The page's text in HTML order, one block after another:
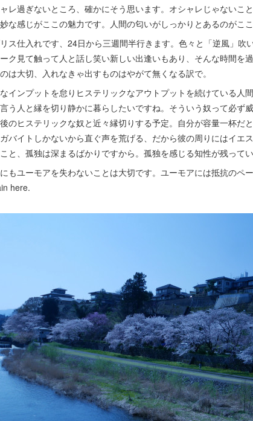
レ過ぎないところ、確かにそう思います。オシャレじゃないこ
な感じがここの魅力です。人間の匂いがしっかりとあるのがここ
ス仕入れです、24日から三週間半行きます。色々と「逆風」吹
ク見て触って人と話し笑い新しい出逢いもあり、そんな時間を
は大切、入れなきゃ出すものはやがて無くなる訳で。
インプットを怠りヒステリックなアウトプットを続けている人
う人と縁を切り静かに暮らしたいですね。そういう奴って必ず
のヒステリックな奴と近々縁切りする予定。自分が容量一杯だ
バイトしかないから直ぐ声を荒げる、だから彼の周りにはイエ
と、孤独は深まるばかりですから。孤独を感じる知性が残って
もユーモアを失わないことは大切です。ユーモアには抵抗のペ
here.